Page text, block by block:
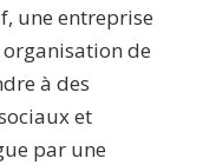
une entreprise
de
à des
et
par une